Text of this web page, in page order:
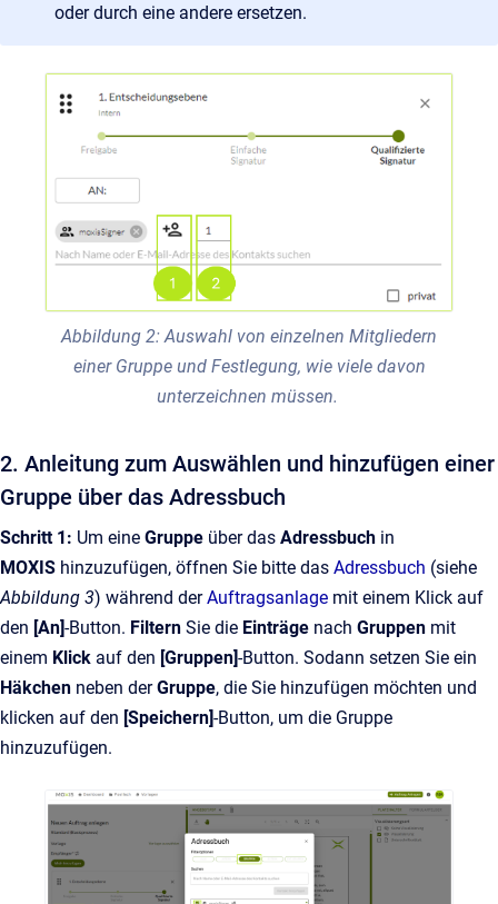
oder durch eine andere ersetzen.
Abbildung 2: Auswahl von einzelnen Mitgliedern
einer Gruppe und Festlegung, wie viele davon
unterzeichnen müssen.
2. Anleitung zum Auswählen und hinzufügen einer
Gruppe über das Adressbuch
Schritt 1: Um eine Gruppe über das Adressbuch in
MOXIS hinzuzufügen, öffnen Sie bitte das Adressbuch (siehe
Abbildung 3) während derAuftragsanlage mit einem Klick auf
den [An]-Button. Filtern Sie die Einträge nach Gruppen mit
einem Klick auf den [Gruppen]-Button. Sodann setzen Sie ein
Häkchen neben derGruppe, die Sie hinzufügen möchten und
klicken auf den [Speichern]-Button, um die Gruppe
hinzuzufügen.